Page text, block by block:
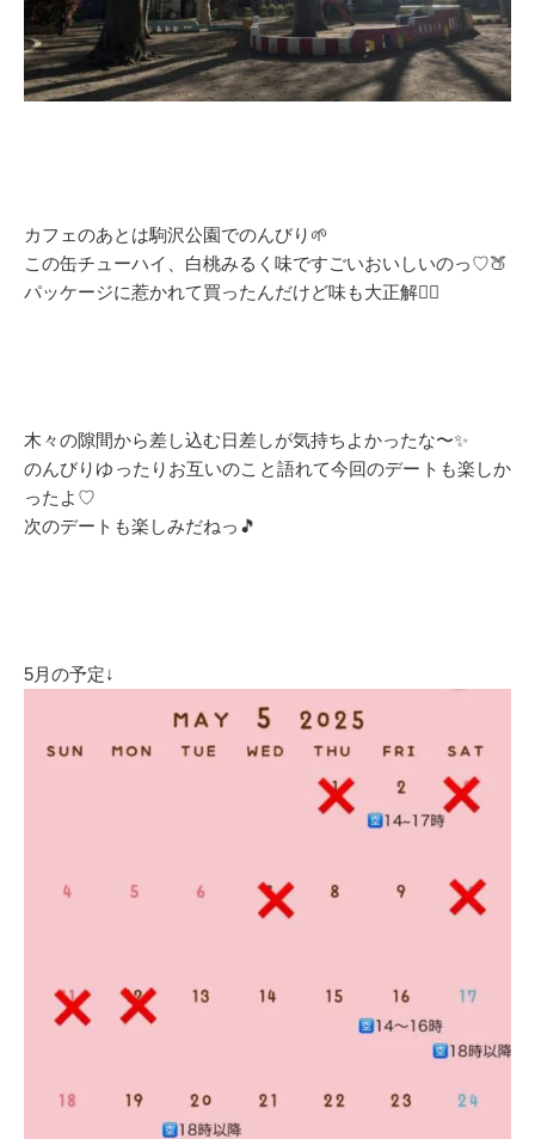
カフェのあとは駒沢公園でのんびり🌱
この缶チューハイ、白桃みるく味ですごいおいしいのっ♡🍑
パッケージに惹かれて買ったんだけど味も大正解🙆‍♂️
木々の隙間から差し込む日差しが気持ちよかったな〜✨
のんびりゆったりお互いのこと語れて今回のデートも楽しか
ったよ♡
次のデートも楽しみだねっ🎵
5月の予定↓